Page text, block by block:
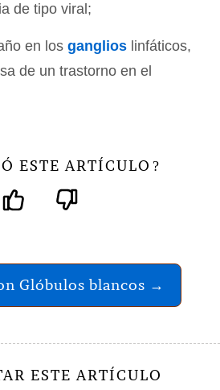
de tipo viral;
en los ganglios linfáticos,
de un trastorno en el
ESTE ARTÍCULO ?
Glóbulos blancos →
ESTE ARTÍCULO